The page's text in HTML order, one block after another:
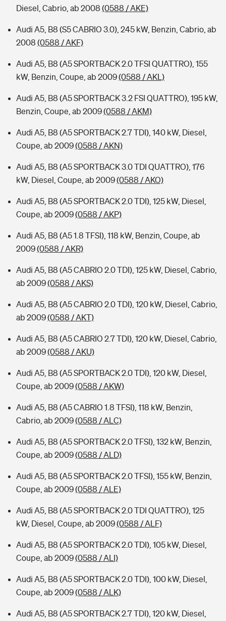
Diesel, Cabrio, ab 2008 (0588 / AKE)
Audi A5, B8 (S5 CABRIO 3.0), 245 kW, Benzin, Cabrio, ab
2008 (0588 / AKF)
Audi A5, B8 (A5 SPORTBACK 2.0 TFSI QUATTRO), 155
kW, Benzin, Coupe, ab 2009(0588 / AKL)
Audi A5, B8 (A5 SPORTBACK 3.2 FSI QUATTRO), 195 kW,
Benzin, Coupe, ab 2009(0588 / AKM)
Audi A5, B8 (A5 SPORTBACK 2.7 TDI), 140 kW, Diesel,
Coupe, ab 2009(0588 / AKN)
Audi A5, B8 (A5 SPORTBACK 3.0 TDI QUATTRO), 176
kW, Diesel, Coupe, ab 2009(0588 / AKO)
Audi A5, B8 (A5 SPORTBACK 2.0 TDI), 125 kW, Diesel,
Coupe, ab 2009(0588 / AKP)
Audi A5, B8 (A5 1.8 TFSI), 118 kW, Benzin, Coupe, ab
2009(0588 / AKR)
Audi A5, B8 (A5 CABRIO 2.0 TDI), 125 kW, Diesel, Cabrio,
ab 2009(0588 / AKS)
Audi A5, B8 (A5 CABRIO 2.0 TDI), 120 kW, Diesel, Cabrio,
ab 2009(0588 / AKT)
Audi A5, B8 (A5 CABRIO 2.7 TDI), 120 kW, Diesel, Cabrio,
ab 2009(0588 / AKU)
Audi A5, B8 (A5 SPORTBACK 2.0 TDI), 120 kW, Diesel,
Coupe, ab 2009(0588 / AKW)
Audi A5, B8 (A5 CABRIO 1.8 TFSI), 118 kW, Benzin,
Cabrio, ab 2009(0588 / ALC)
Audi A5, B8 (A5 SPORTBACK 2.0 TFSI), 132 kW, Benzin,
Coupe, ab 2009(0588 / ALD)
Audi A5, B8 (A5 SPORTBACK 2.0 TFSI), 155 kW, Benzin,
Coupe, ab 2009(0588 / ALE)
Audi A5, B8 (A5 SPORTBACK 2.0 TDI QUATTRO), 125
kW, Diesel, Coupe, ab 2009(0588 / ALF)
Audi A5, B8 (A5 SPORTBACK 2.0 TDI), 105 kW, Diesel,
Coupe, ab 2009(0588 / ALI)
Audi A5, B8 (A5 SPORTBACK 2.0 TDI), 100 kW, Diesel,
Coupe, ab 2009(0588 / ALK)
Audi A5, B8 (A5 SPORTBACK 2.7 TDI), 120 kW, Diesel,